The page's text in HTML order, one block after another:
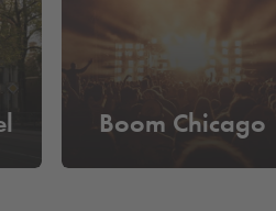
Boom Chicago